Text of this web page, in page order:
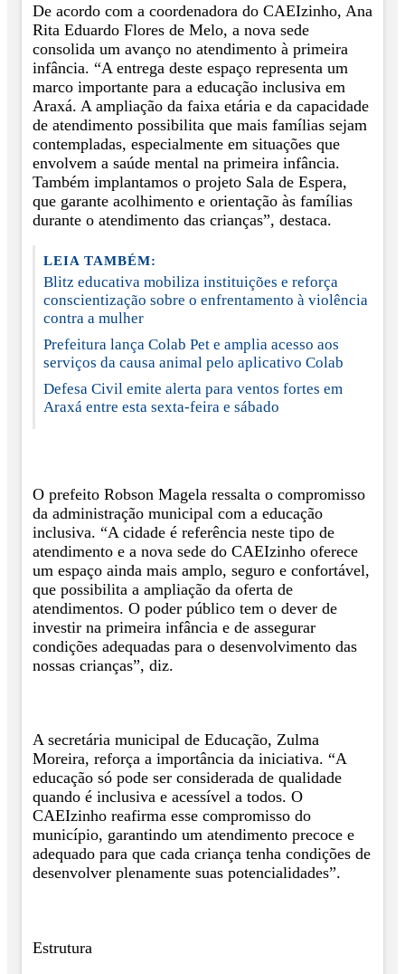
De acordo com a coordenadora do CAEIzinho, Ana
Rita Eduardo Flores de Melo, a nova sede
consolida um avanço no atendimento à primeira
infância. “A entrega deste espaço representa um
marco importante para a educação inclusiva em
Araxá. A ampliação da faixa etária e da capacidade
de atendimento possibilita que mais famílias sejam
contempladas, especialmente em situações que
envolvem a saúde mental na primeira infância.
Também implantamos o projeto Sala de Espera,
que garante acolhimento e orientação às famílias
durante o atendimento das crianças”, destaca.
LEIA TAMBÉM:
Blitz educativa mobiliza instituições e reforça
conscientização sobre o enfrentamento à violência
contra a mulher
Prefeitura lança Colab Pet e amplia acesso aos
serviços da causa animal pelo aplicativo Colab
Defesa Civil emite alerta para ventos fortes em
Araxá entre esta sexta-feira e sábado
O prefeito Robson Magela ressalta o compromisso
da administração municipal com a educação
inclusiva. “A cidade é referência neste tipo de
atendimento e a nova sede do CAEIzinho oferece
um espaço ainda mais amplo, seguro e confortável,
que possibilita a ampliação da oferta de
atendimentos. O poder público tem o dever de
investir na primeira infância e de assegurar
condições adequadas para o desenvolvimento das
nossas crianças”, diz.
A secretária municipal de Educação, Zulma
Moreira, reforça a importância da iniciativa. “A
educação só pode ser considerada de qualidade
quando é inclusiva e acessível a todos. O
CAEIzinho reafirma esse compromisso do
município, garantindo um atendimento precoce e
adequado para que cada criança tenha condições de
desenvolver plenamente suas potencialidades”.
Estrutura